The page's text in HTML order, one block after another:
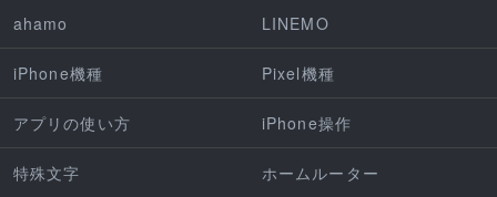
ahamo LINEMO
iPhone機種 Pixel機種
アプリの使い方 iPhone操作
特殊文字 ホームルーター